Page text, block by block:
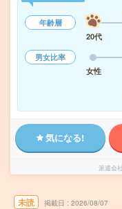
年齢層
20代
男女比率
女性
気になる!
派遣会社
未読 掲載日 2026/08/07